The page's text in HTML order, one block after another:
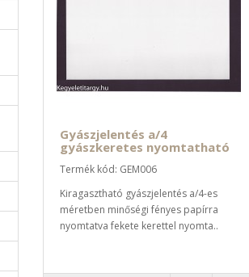
Gyászjelentés a/4
gyászkeretes nyomtatható
Termék kód: GEM006
Kiragasztható gyászjelentés a/4-es
méretben minőségi fényes papírra
nyomtatva fekete kerettel nyomta..